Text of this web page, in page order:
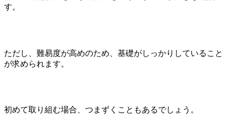
す。
ただし、難易度が高めのため、基礎がしっかりしていること
が求められます。
初めて取り組む場合、つまずくこともあるでしょう。